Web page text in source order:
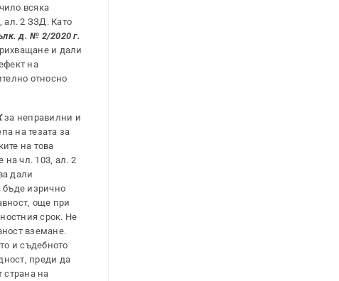
всяка
ал. 2 ЗЗД. Като
д. № 2/2020 г.
и дали
на
относно
за неправилни и
на тезата за
на това
на чл. 103, ал. 2
дали
бъде изрично
още при
срок. Не
вземане.
и съдебното
преди да
страна на